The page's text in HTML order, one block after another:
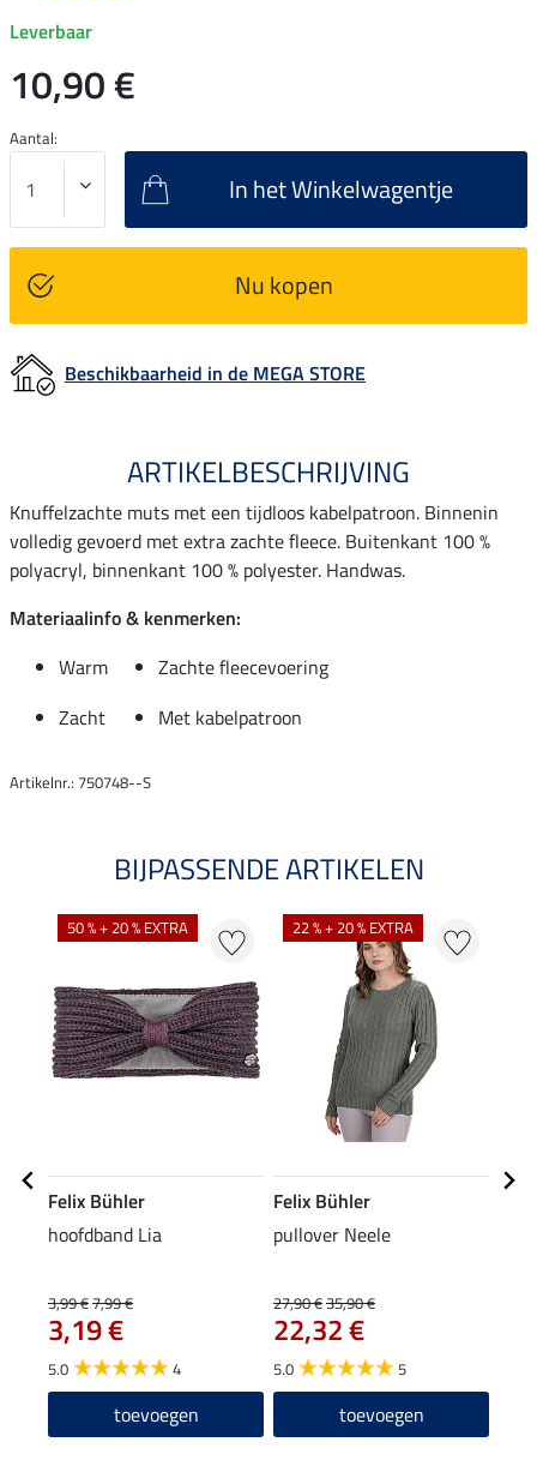
Leverbaar
10,90 €
Aantal:
In het Winkelwagentje
Nu kopen
Beschikbaarheid in de MEGA STORE
ARTIKELBESCHRIJVING
Knuffelzachte muts met een tijdloos kabelpatroon. Binnenin
volledig gevoerd met extra zachte fleece. Buitenkant 100 %
polyacryl, binnenkant 100 % polyester. Handwas.
Materiaalinfo & kenmerken:
Warm
Zachte fleecevoering
Zacht
Met kabelpatroon
Artikelnr.: 750748--S
BIJPASSENDE ARTIKELEN
50 % + 20 % EXTRA
Felix Bühler
hoofdband Lia
3,99 €7,99 €
3,19 €
5.0 4
toevoegen
22 % + 20 % EXTRA
Felix Bühler
pullover Neele
27,90 €35,90 €
22,32 €
5.0 5
toevoegen